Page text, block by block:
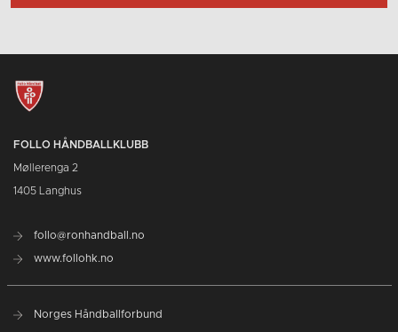
FOLLO HÅNDBALLKLUBB
Møllerenga 2
1405 Langhus
follo@ronhandball.no
www.follohk.no
Norges Håndballforbund